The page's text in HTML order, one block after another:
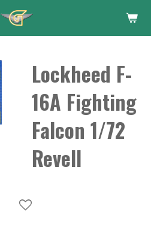
Lockheed F-
16A Fighting
Falcon 1/72
Revell